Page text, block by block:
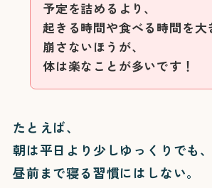
予定を詰めるより、
起きる時間や食べる時間を大
崩さないほうが、
体は楽なことが多いです！
たとえば、
朝は平日より少しゆっくりでも、
昼前まで寝る習慣にはしない。